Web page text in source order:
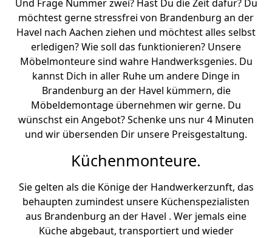
Und Frage Nummer zwei? Hast Du die Zeit dafür? Du
möchtest gerne stressfrei von Brandenburg an der
Havel nach Aachen ziehen und möchtest alles selbst
erledigen? Wie soll das funktionieren? Unsere
Möbelmonteure sind wahre Handwerksgenies. Du
kannst Dich in aller Ruhe um andere Dinge in
Brandenburg an der Havel kümmern, die
Möbeldemontage übernehmen wir gerne. Du
wünschst ein Angebot? Schenke uns nur 4 Minuten
und wir übersenden Dir unsere Preisgestaltung.
Küchenmonteure.
Sie gelten als die Könige der Handwerkerzunft, das
behaupten zumindest unsere Küchenspezialisten
aus Brandenburg an der Havel . Wer jemals eine
Küche abgebaut, transportiert und wieder